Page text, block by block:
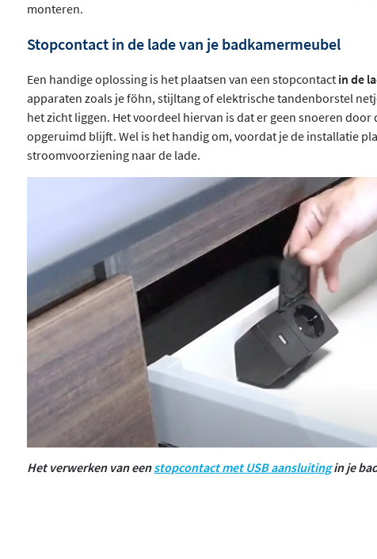
monteren.
Stopcontact in de lade van je badkamermeubel
Een handige oplossing is het plaatsen van een stopcontact in de
apparaten zoals je föhn, stijltang of elektrische tandenborstel
het zicht liggen. Het voordeel hiervan is dat er geen snoeren
opgeruimd blijft. Wel is het handig om, voordat je de installatie
stroomvoorziening naar de lade.
Het verwerken van eenstopcontact met USB aansluitingin je